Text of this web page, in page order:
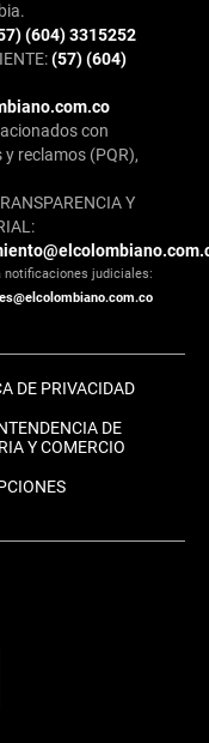
(604) 3315252
(57) (604)
con
reclamos (PQR),
Y
notificaciones judiciales:
DE PRIVACIDAD
DE
Y COMERCIO